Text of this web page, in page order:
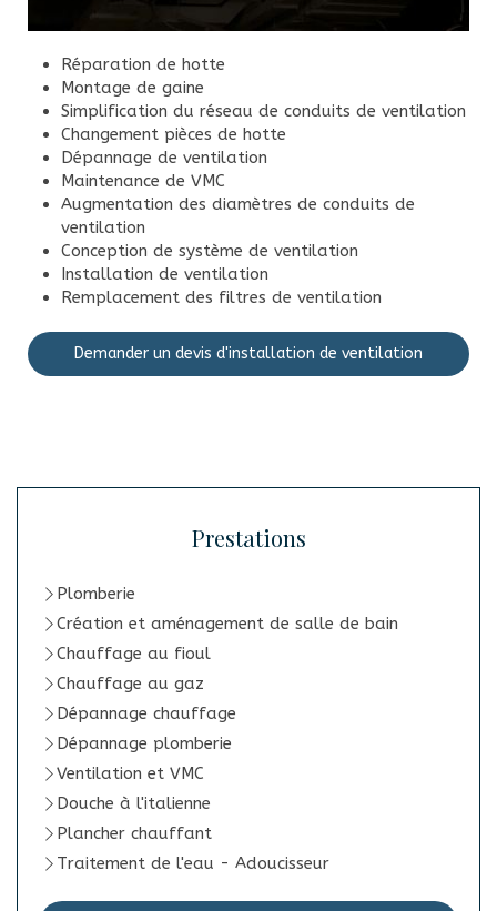
Réparation de hotte
Montage de gaine
Simplification du réseau de conduits de ventilation
Changement pièces de hotte
Dépannage de ventilation
Maintenance de VMC
Augmentation des diamètres de conduits de
ventilation
Conception de système de ventilation
Installation de ventilation
Remplacement des filtres de ventilation
Demander un devis d'installation de ventilation
Prestations
Plomberie
Création et aménagement de salle de bain
Chauffage au fioul
Chauffage au gaz
Dépannage chauffage
Dépannage plomberie
Ventilation et VMC
Douche à l'italienne
Plancher chauffant
Traitement de l'eau - Adoucisseur